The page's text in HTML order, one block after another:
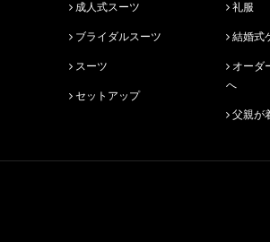
成人式スーツ
ブライダルスーツ
スーツ
セットアップ
礼服
結婚式
へ
父親が